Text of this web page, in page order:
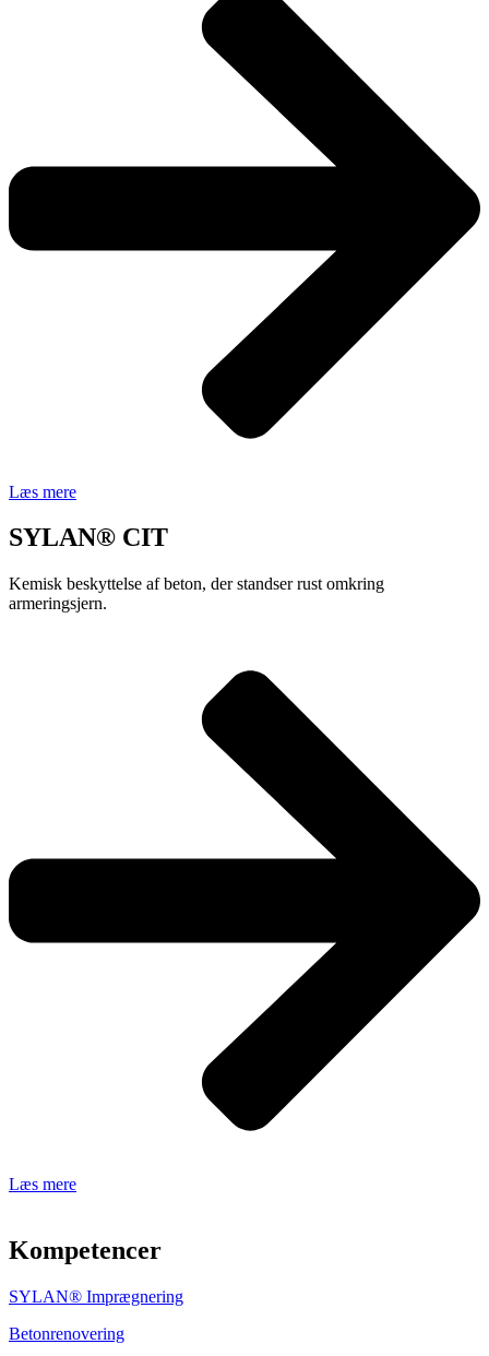
Læs mere
SYLAN® CIT
Kemisk beskyttelse af beton, der standser rust omkring
armeringsjern.
Læs mere
Kompetencer
SYLAN® Imprægnering
Betonrenovering